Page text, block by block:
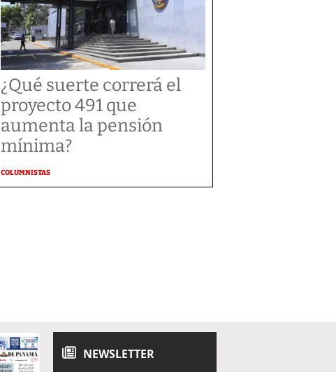
¿Qué suerte correrá el
proyecto 491 que
aumenta la pensión
mínima?
COLUMNISTAS
NEWSLETTER